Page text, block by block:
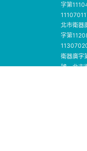
字第
北市衛器
字第
衛器廣字
號、北市